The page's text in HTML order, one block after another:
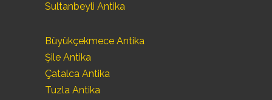
Sultanbeyli Antika
Büyükçekmece Antika
Şile Antika
Çatalca Antika
Tuzla Antika